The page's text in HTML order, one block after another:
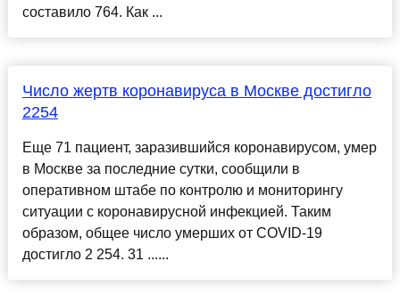
составило 764. Как ...
Число жертв коронавируса в Москве достигло
2254
Еще 71 пациент, заразившийся коронавирусом, умер
в Москве за последние сутки, сообщили в
оперативном штабе по контролю и мониторингу
ситуации с коронавирусной инфекцией. Таким
образом, общее число умерших от COVID-19
достигло 2 254. 31 ......